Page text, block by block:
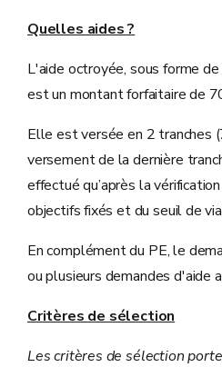
Quelles aides ?
L'aide octroyée, sous forme
est un montant forfaitaire de
Elle est versée en 2 tranches
versement de la dernière
effectué qu’après la
objectifs fixés et du seuil de
En complément du PE, le
ou plusieurs demandes d'aide
Critères de sélection
Les critères de sélection